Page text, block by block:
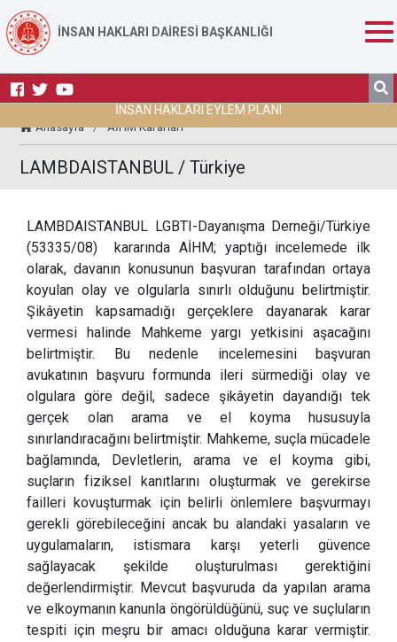
İNSAN HAKLARI DAİRESİ BAŞKANLIĞI
İNSAN HAKLARI EYLEM PLANI
Anasayfa / AİHM Kararları
LAMBDAISTANBUL / Türkiye
LAMBDAISTANBUL LGBTI-Dayanışma Derneği/Türkiye
(53335/08) kararında AİHM; yaptığı incelemede ilk
olarak, davanın konusunun başvuran tarafından ortaya
koyulan olay ve olgularla sınırlı olduğunu belirtmiştir.
Şikâyetin kapsamadığı gerçeklere dayanarak karar
vermesi halinde Mahkeme yargı yetkisini aşacağını
belirtmiştir. Bu nedenle incelemesini başvuran
avukatının başvuru formunda ileri sürmediği olay ve
olgulara göre değil, sadece şikâyetin dayandığı tek
gerçek olan arama ve el koyma hususuyla
sınırlandıracağını belirtmiştir. Mahkeme, suçla mücadele
bağlamında, Devletlerin, arama ve el koyma gibi,
suçların fiziksel kanıtlarını oluşturmak ve gerekirse
failleri kovuşturmak için belirli önlemlere başvurmayı
gerekli görebileceğini ancak bu alandaki yasaların ve
uygulamaların, istismara karşı yeterli güvence
sağlayacak şekilde oluşturulması gerektiğini
değerlendirmiştir. Mevcut başvuruda da yapılan arama
ve elkoymanın kanunla öngörüldüğünü, suç ve suçluların
tespiti için meşru bir amacı olduğuna karar vermiştir.